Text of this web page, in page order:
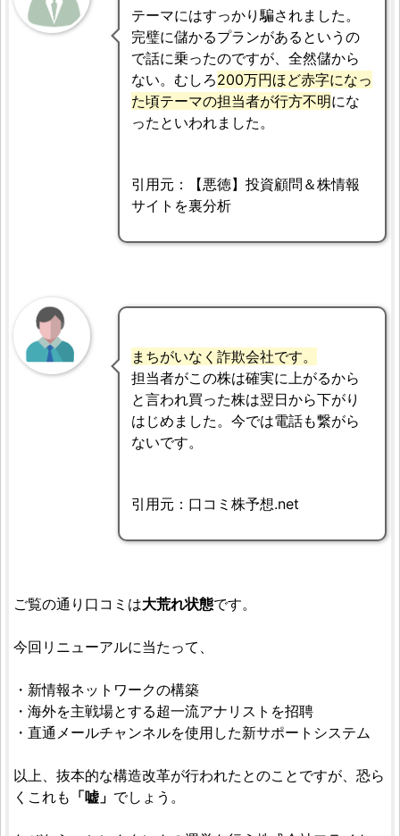
テーマにはすっかり騙されました。
完璧に儲かるプランがあるというの
で話に乗ったのですが、全然儲から
ない。むしろ200万円ほど赤字になっ
た頃テーマの担当者が行方不明にな
ったといわれました。
引用元：【悪徳】投資顧問＆株情報
サイトを裏分析
まちがいなく詐欺会社です。
担当者がこの株は確実に上がるから
と言われ買った株は翌日から下がり
はじめました。今では電話も繋がら
ないです。
引用元：口コミ株予想.net
ご覧の通り口コミは大荒れ状態です。
今回リニューアルに当たって、
・新情報ネットワークの構築
・海外を主戦場とする超一流アナリストを招聘
・直通メールチャンネルを使用した新サポートシステム
以上、抜本的な構造改革が行われたとのことですが、恐ら
くこれも 「嘘」 でしょう。